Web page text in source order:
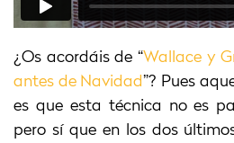
¿Os acordáis de “Wallace y
antes de Navidad ”? Pues
es que esta técnica no es
pero sí que en los dos